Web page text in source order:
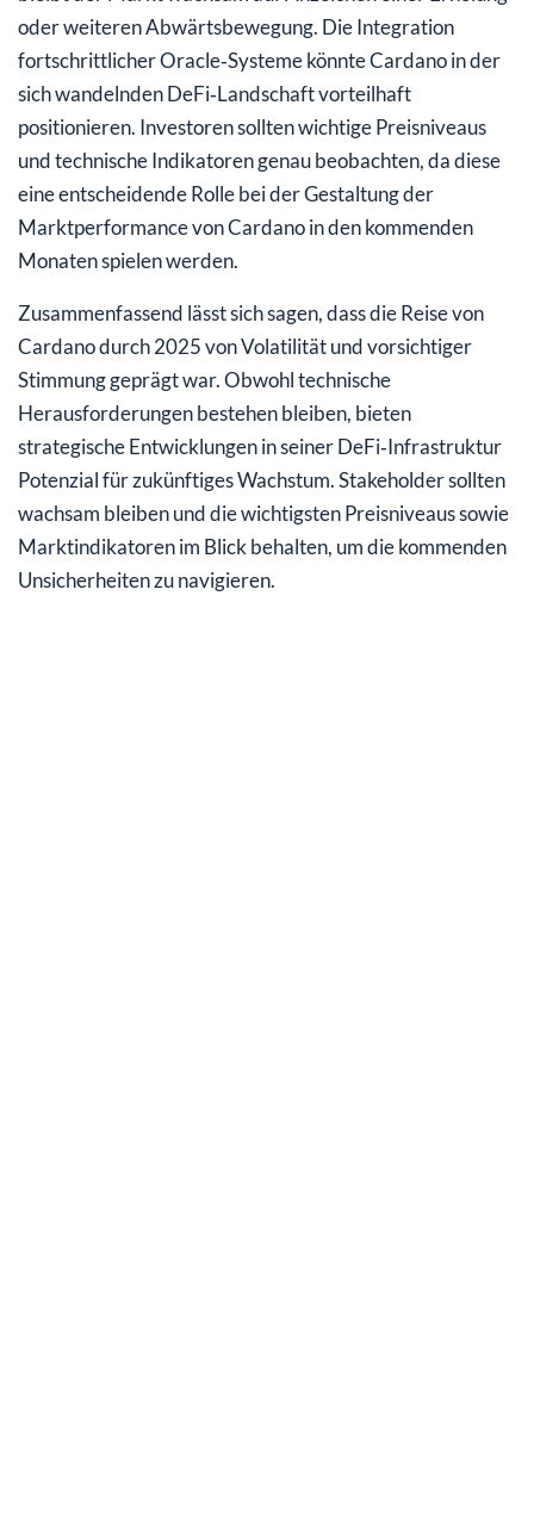
oder weiteren Abwärtsbewegung. Die Integration
fortschrittlicher Oracle‑Systeme könnte Cardano in der
sich wandelnden DeFi‑Landschaft vorteilhaft
positionieren. Investoren sollten wichtige Preisniveaus
und technische Indikatoren genau beobachten, da diese
eine entscheidende Rolle bei der Gestaltung der
Marktperformance von Cardano in den kommenden
Monaten spielen werden.
Zusammenfassend lässt sich sagen, dass die Reise von
Cardano durch 2025 von Volatilität und vorsichtiger
Stimmung geprägt war. Obwohl technische
Herausforderungen bestehen bleiben, bieten
strategische Entwicklungen in seiner DeFi‑Infrastruktur
Potenzial für zukünftiges Wachstum. Stakeholder sollten
wachsam bleiben und die wichtigsten Preisniveaus sowie
Marktindikatoren im Blick behalten, um die kommenden
Unsicherheiten zu navigieren.